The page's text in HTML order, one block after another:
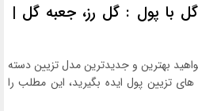
با پول : گل رز، جعبه گل |
بهترین و جدیدترین مدل تزیین دسته
تزیین پول ایده بگیرید، این مطلب را